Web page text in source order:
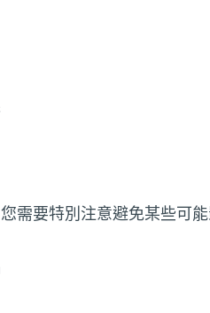
需要特別注意避免某些可能